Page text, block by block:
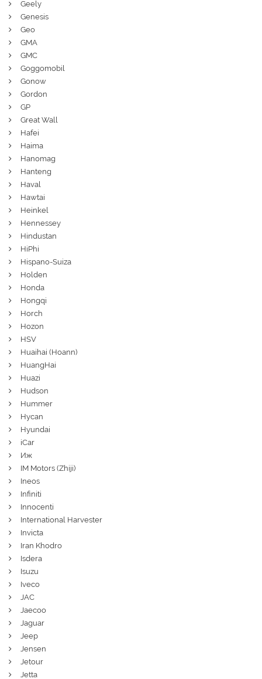
Geely
Genesis
Geo
GMA
GMC
Goggomobil
Gonow
Gordon
GP
Great Wall
Hafei
Haima
Hanomag
Hanteng
Haval
Hawtai
Heinkel
Hennessey
Hindustan
HiPhi
Hispano-Suiza
Holden
Honda
Hongqi
Horch
Hozon
HSV
Huaihai (Hoann)
HuangHai
Huazi
Hudson
Hummer
Hycan
Hyundai
iCar
Иж
IM Motors (Zhiji)
Ineos
Infiniti
Innocenti
International Harvester
Invicta
Iran Khodro
Isdera
Isuzu
Iveco
JAC
Jaecoo
Jaguar
Jeep
Jensen
Jetour
Jetta